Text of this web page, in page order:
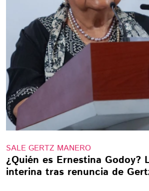
SALE GERTZ MANERO
¿Quién es Ernestina Godoy?
interina tras renuncia de